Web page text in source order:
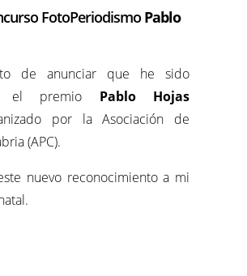
FotoPeriodismo Pablo
de anunciar que he sido
el premio Pablo Hojas
por la Asociación de
(APC).
nuevo reconocimiento a mi